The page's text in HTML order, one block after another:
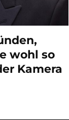
wohl so
Kamera